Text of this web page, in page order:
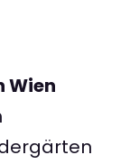
Wien